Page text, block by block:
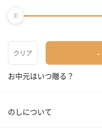
02 兄弟、姉妹
04 会社の上司
お中元のNGギフト
お中元はいつ贈る？
のしについて